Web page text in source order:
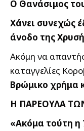
Ο Θανάσιμος
Χάνει συνεχώς
άνοδο της
Ακόμη να
καταγγελίες
Βρώμικο χρήμα
Η ΠΑΡΕΟΥΛΑ
«Ακόμα τούτη η